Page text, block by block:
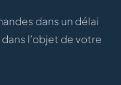
dans un délai
l’objet de votre